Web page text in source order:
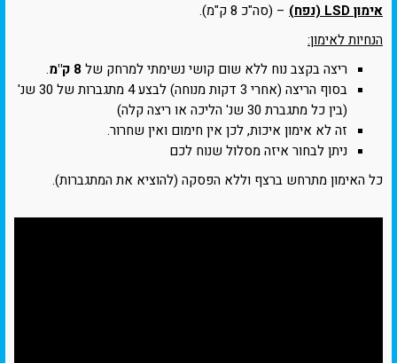
אימון LSD (נפח)
– (סה"כ 8 ק"מ).
הנחיות לאימון:
ריצה בקצב נוח ללא שום קושי נשימתי למרחק של 8 ק"מ
.
בסוף הריצה (אחרי 3 דקות מנוחה) לבצע 4 מתגברות של 30 שנ'
(בין כל מתגברת 30 שנ' הליכה או ריצה קלה)
זה לא אימון איכות, לכן אין חימום ואין שחרור.
ניתן לבחור איזה מסלול שנוח לכם
כל האימון מתרחש ברצף וללא הפסקה (להוציא את המתגברות).